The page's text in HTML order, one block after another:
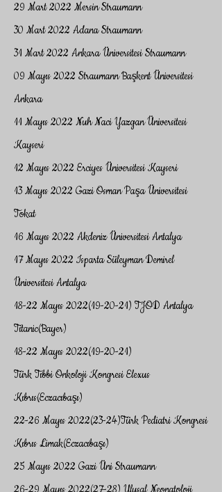
29 Mart 2022 Mersin Straumann
30 Mart 2022 Adana Straumann
31 Mart 2022 Ankara Üniversitesi Straumann
09 Mayıs 2022 Straumann Başkent Üniversitesi
Ankara
11 Mayıs 2022 Nuh Naci Yazgan Üniversitesi
Kayseri
12 Mayıs 2022 Erciyes Üniversitesi Kayseri
13 Mayıs 2022 Gazi Osman Paşa Üniversitesi
Tokat
16 Mayıs 2022 Akdeniz Üniversitesi Antalya
17 Mayıs 2022 Isparta Süleyman Demirel
Üniversitesi Antalya
18-22 Mayıs2022(19-20-21) TJOD Antalya
Titanic(Bayer)
18-22 Mayıs2022(19-20-21)
Türk Tıbbi Onkoloji Kongresi Elexus
Kıbrıs(Eczacıbaşı)
22-26 Mayıs 2022(23-24)Türk Pediatri Kongresi
Kıbrıs Limak(Eczacıbaşı)
25 Mayıs 2022 Gazi Üni Straumann